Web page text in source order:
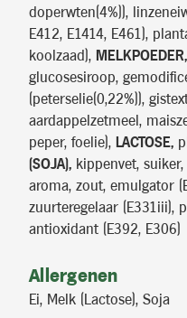
doperwten(4%)),
E412, E1414, E461),
koolzaad),
glucosesiroop,
(peterselie(0,22%)),
aardappelzetmeel,
peper, foelie), LACTOSE,
(SOJA), kippenvet,
aroma, zout, emulgator
zuurteregelaar (E331iii),
antioxidant (E392, E306)
Allergenen
Ei, Melk (Lactose), Soja